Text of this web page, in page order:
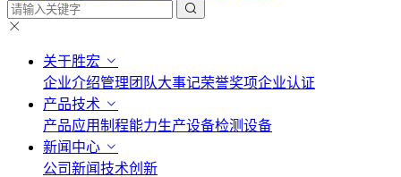
关于胜宏
企业介绍管理团队大事记荣誉奖项企业认证
产品技术
产品应用制程能力生产设备检测设备
新闻中心
公司新闻技术创新